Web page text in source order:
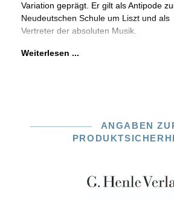
Variation geprägt. Er gilt als Antipode
Neudeutschen Schule um Liszt und als
Vertreter der absoluten Musik.
Weiterlesen ...
ANGABEN